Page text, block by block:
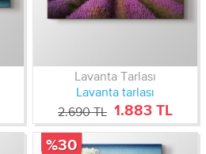
Lavanta Tarlası
Lavanta tarlası
2.690 TL 1.883 TL
%30